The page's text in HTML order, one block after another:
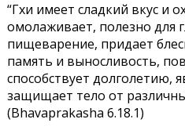
“Гхи имеет сладкий вкус и
омолаживает, полезно для
пищеварение, придает
память и выносливость,
способствует долголетию,
защищает тело от
(Bhavaprakasha 6.18.1)